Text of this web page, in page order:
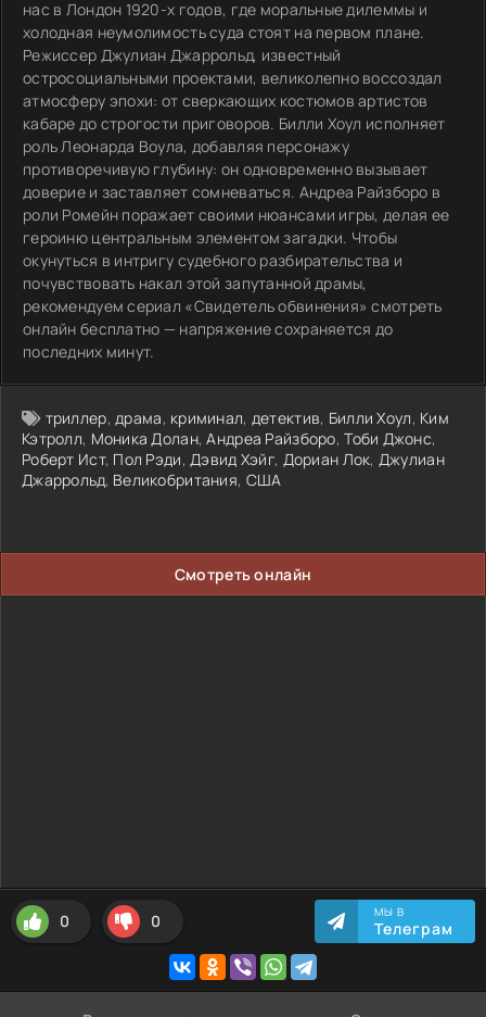
нас в Лондон 1920-х годов, где моральные дилеммы и
холодная неумолимость суда стоят на первом плане.
Режиссер Джулиан Джаррольд, известный
остросоциальными проектами, великолепно воссоздал
атмосферу эпохи: от сверкающих костюмов артистов
кабаре до строгости приговоров. Билли Хоул исполняет
роль Леонарда Воула, добавляя персонажу
противоречивую глубину: он одновременно вызывает
доверие и заставляет сомневаться. Андреа Райзборо в
роли Ромейн поражает своими нюансами игры, делая ее
героиню центральным элементом загадки. Чтобы
окунуться в интригу судебного разбирательства и
почувствовать накал этой запутанной драмы,
рекомендуем сериал «Свидетель обвинения» смотреть
онлайн бесплатно — напряжение сохраняется до
последних минут.
триллер,драма, криминал, детектив, Билли Хоул, Ким
Кэтролл, Моника Долан,Андреа Райзборо,Тоби Джонс,
Роберт Ист, Пол Рэди,Дэвид Хэйг, Дориан Лок, Джулиан
Джаррольд, Великобритания, США
Смотреть онлайн
0 0 МЫ В
Телеграм